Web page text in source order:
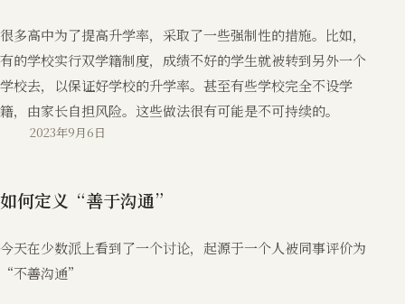
很多高中为了提高升学率，采取了一些强制性的措施。比如，
有的学校实行双学籍制度，成绩不好的学生就被转到另外一个
学校去，以保证好学校的升学率。甚至有些学校完全不设学
籍，由家长自担风险。这些做法很有可能是不可持续的。
2023年9月6日
如何定义“善于沟通”
今天在少数派上看到了一个讨论，起源于一个人被同事评价为
“不善沟通”